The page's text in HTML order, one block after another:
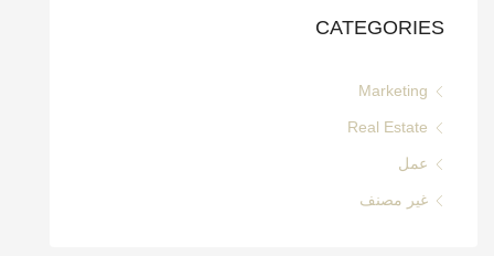
CATEGORIES
Marketing
Real Estate
عمل
غير مصنف